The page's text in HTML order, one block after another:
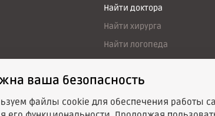
Найти доктора
Найти хирурга
Найти логопеда
информационный характер. Для постановки
ваша безопасность
файлы cookie для обеспечения работы